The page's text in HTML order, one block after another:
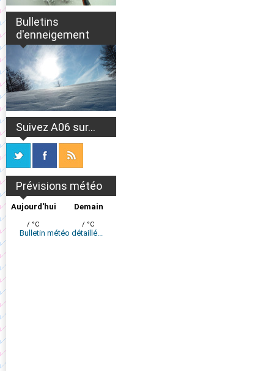
Bulletins
d'enneigement
Suivez A06 sur...
Prévisions météo
Aujourd'hui
/ °C
Demain
/ °C
Bulletin météo détaillé...